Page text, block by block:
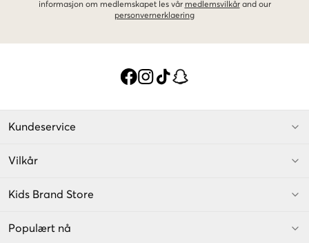
informasjon om medlemskapet les vår medlemsvilkår and our
personvernerklaering
Kundeservice
Vilkår
Kids Brand Store
Populært nå